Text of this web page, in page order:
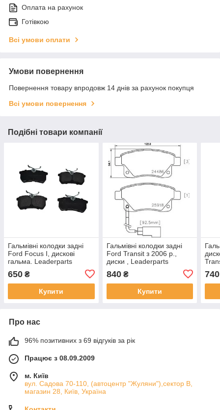
Оплата на рахунок
Готівкою
Всі умови оплати
Умови повернення
Повернення товару впродовж 14 днів за рахунок покупця
Всі умови повернення
Подібні товари компанії
Гальмівні колодки задні
Ford Focus I, дискові
гальма. Leaderparts
650 ₴
Купити
Гальмівні колодки задні
Ford Transit з 2006 р.,
диски , Leaderparts
840₴
Купити
740
Про нас
96% позитивних з 69 відгуків за рік
Працює з 08.09.2009
м. Київ
вул. Садова 70-110, (автоцентр "Жуляни"),сектор В,
магазин 28, Київ, Україна